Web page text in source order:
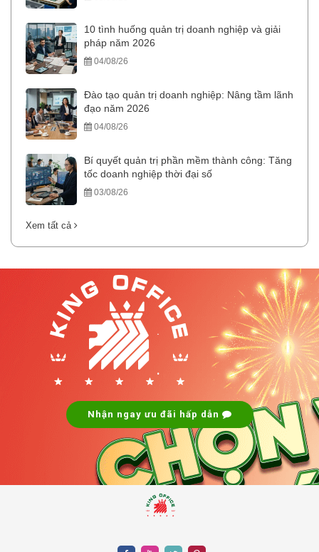
10 tình huống quản trị doanh nghiệp và giải
pháp năm 2026
04/08/26
Đào tạo quản trị doanh nghiệp: Nâng tầm lãnh
đạo năm 2026
04/08/26
Bí quyết quản trị phần mềm thành công: Tăng
tốc doanh nghiệp thời đại số
03/08/26
Xem tất cả
.
.
Nhận ngay ưu đãi hấp dẫn